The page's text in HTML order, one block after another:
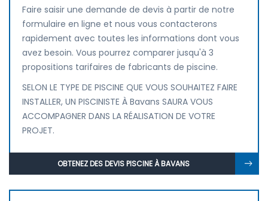
Faire saisir une demande de devis à partir de notre
formulaire en ligne et nous vous contacterons
rapidement avec toutes les informations dont vous
avez besoin. Vous pourrez comparer jusqu'à 3
propositions tarifaires de fabricants de piscine.
SELON LE TYPE DE PISCINE QUE VOUS SOUHAITEZ FAIRE
INSTALLER, UN PISCINISTE À Bavans SAURA VOUS
ACCOMPAGNER DANS LA RÉALISATION DE VOTRE
PROJET.
OBTENEZ DES DEVIS PISCINE À BAVANS